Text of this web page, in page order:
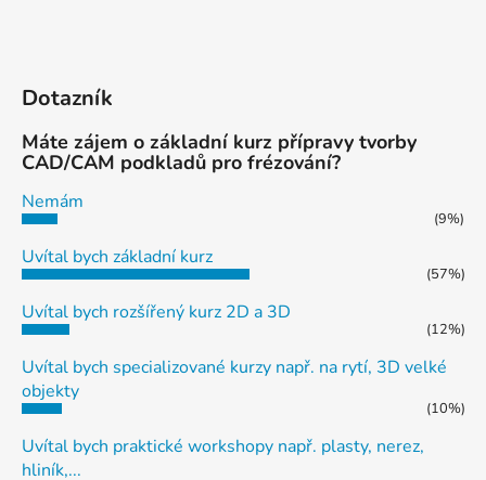
Dotazník
Máte zájem o základní kurz přípravy tvorby
CAD/CAM podkladů pro frézování?
Nemám
(9%)
Uvítal bych základní kurz
(57%)
Uvítal bych rozšířený kurz 2D a 3D
(12%)
Uvítal bych specializované kurzy např. na rytí, 3D velké
objekty
(10%)
Uvítal bych praktické workshopy např. plasty, nerez,
hliník,...